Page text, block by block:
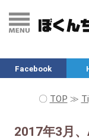
Facebook
〇 TOP ≫
2017年3月